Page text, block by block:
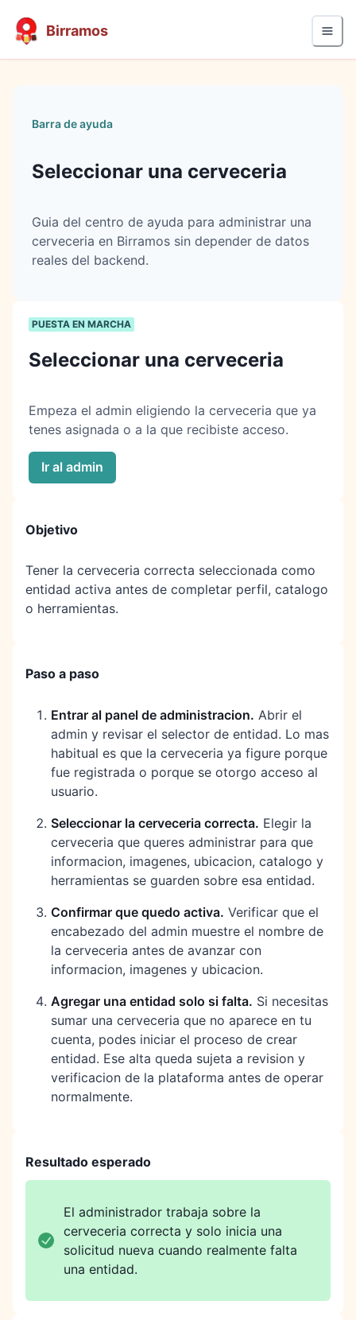
Birramos
Barra de ayuda
Seleccionar una cerveceria
Guia del centro de ayuda para administrar una
cerveceria en Birramos sin depender de datos
reales del backend.
PUESTA EN MARCHA
Seleccionar una cerveceria
Empeza el admin eligiendo la cerveceria que ya
tenes asignada o a la que recibiste acceso.
Ir al admin
Objetivo
Tener la cerveceria correcta seleccionada como
entidad activa antes de completar perfil, catalogo
o herramientas.
Paso a paso
Entrar al panel de administracion. Abrir el
admin y revisar el selector de entidad. Lo mas
habitual es que la cerveceria ya figure porque
fue registrada o porque se otorgo acceso al
usuario.
Seleccionar la cerveceria correcta. Elegir la
cerveceria que queres administrar para que
informacion, imagenes, ubicacion, catalogo y
herramientas se guarden sobre esa entidad.
Confirmar que quedo activa. Verificar que el
encabezado del admin muestre el nombre de
la cerveceria antes de avanzar con
informacion, imagenes y ubicacion.
Agregar una entidad solo si falta. Si necesitas
sumar una cerveceria que no aparece en tu
cuenta, podes iniciar el proceso de crear
entidad. Ese alta queda sujeta a revision y
verificacion de la plataforma antes de operar
normalmente.
Resultado esperado
El administrador trabaja sobre la
cerveceria correcta y solo inicia una
solicitud nueva cuando realmente falta
una entidad.